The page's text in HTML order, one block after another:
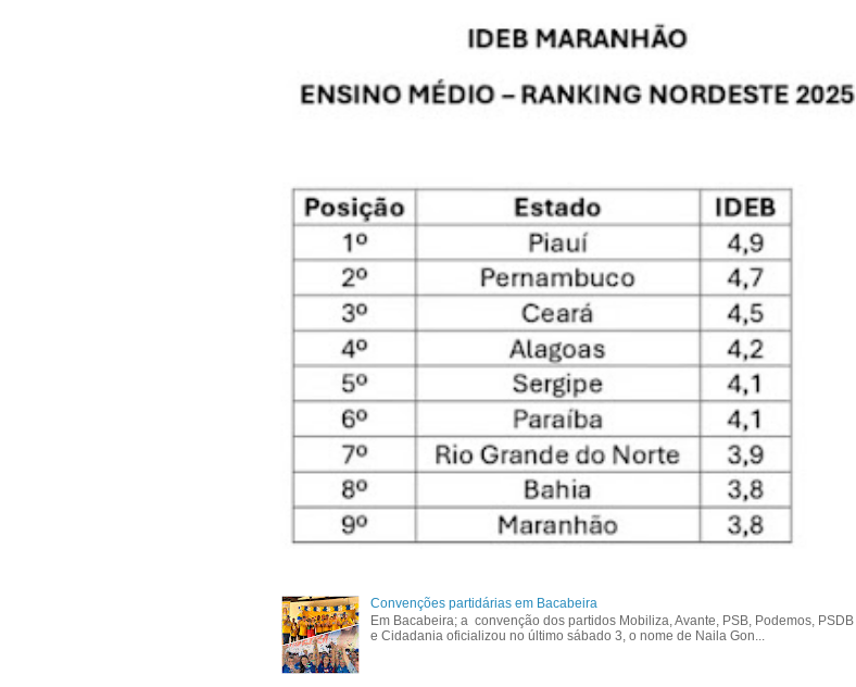
Convenções partidárias em Bacabeira
Em Bacabeira; a convenção dos partidos Mobiliza, Avante, PSB, Podemos, PSDB
e Cidadania oficializou no último sábado 3, o nome de Naila Gon...